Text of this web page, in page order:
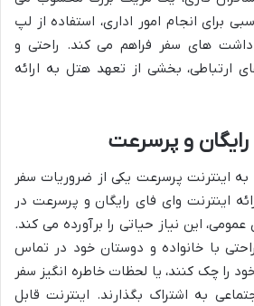
برای انجام امور اداری، استفاده از لپ
های سفر فراهم می کند. راحتی و
ارتباطی، بخشی از تعهد هتل به ارائه
و پرسرعت
به اینترنت پرسرعت یکی از ضروریات سفر
اینترنت وای فای رایگان و پرسرعت در
این نیاز حیاتی را برآورده می کند.
با خانواده و دوستان خود در تماس
را چک کنند، یا لحظات خاطره انگیز سفر
به اشتراک بگذارند. اینترنت قابل